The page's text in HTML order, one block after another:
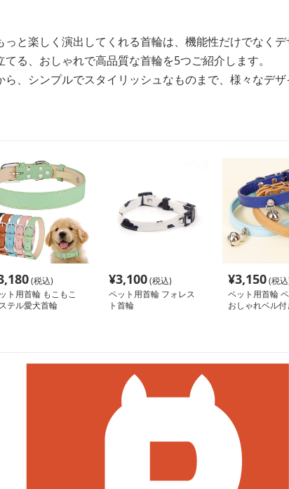
と楽しく演出してくれる首輪は、機能性だけでなくデ
る、おしゃれで高品質な首輪を5つご紹介します。
、シンプルでスタイリッシュなものまで、様々なデザ
(税込)
ト用首輪 もこもこ
テル愛犬首輪
¥3,100(税込)
ペット用首輪 フォレス
ト首輪
¥3,150(税
ペット用首輪
おしゃれベル